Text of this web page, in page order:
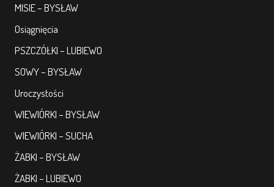
MISIE – BYSŁAW
Osiągnięcia
PSZCZÓŁKI – LUBIEWO
SOWY – BYSŁAW
Uroczystości
WIEWIÓRKI – BYSŁAW
WIEWIÓRKI – SUCHA
ŻABKI – BYSŁAW
ŻABKI – LUBIEWO